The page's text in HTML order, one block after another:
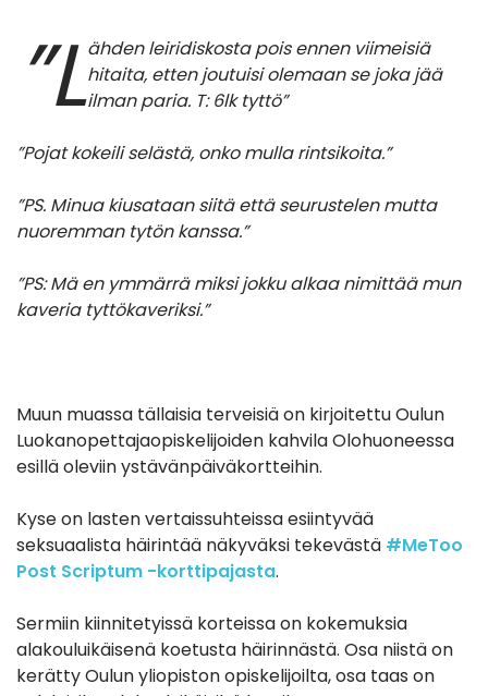
”Lähden leiridiskosta pois ennen viimeisiä
hitaita, etten joutuisi olemaan se joka jää
ilman paria. T: 6lk tyttö”
”Pojat kokeili selästä, onko mulla rintsikoita.”
”PS. Minua kiusataan siitä että seurustelen mutta
nuoremman tytön kanssa.”
”PS: Mä en ymmärrä miksi jokku alkaa nimittää mun
kaveria tyttökaveriksi.”
Muun muassa tällaisia terveisiä on kirjoitettu Oulun
Luokanopettajaopiskelijoiden kahvila Olohuoneessa
esillä oleviin ystävänpäiväkortteihin.
Kyse on lasten vertaissuhteissa esiintyvää
seksuaalista häirintää näkyväksi tekevästä #MeToo
Post Scriptum -korttipajasta.
Sermiin kiinnitetyissä korteissa on kokemuksia
alakouluikäisenä koetusta häirinnästä. Osa niistä on
kerätty Oulun yliopiston opiskelijoilta, osa taas on